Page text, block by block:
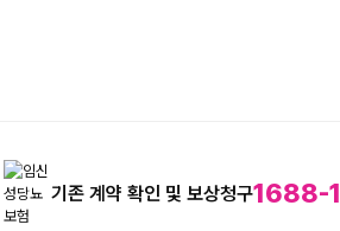
기존 계약 확인 및 보상청구1688-